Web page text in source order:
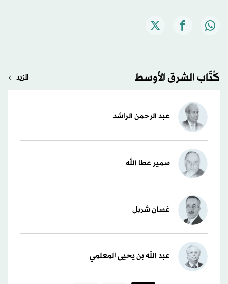
كُتّاب الشرق الأوسط المزيد
عبد الرحمن الراشد
سمير عطا الله
غسان شربل
عبد الله بن يحيى المعلمي